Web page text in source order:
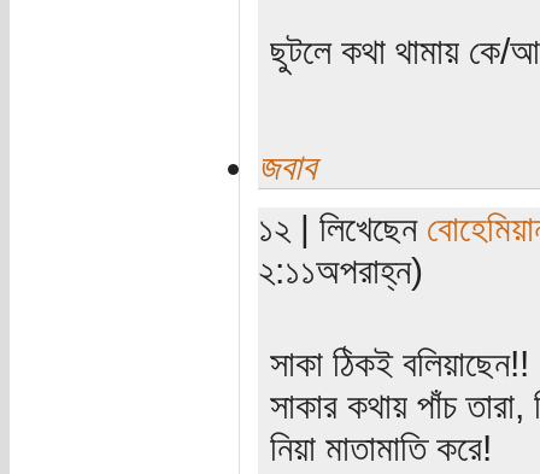
ছুটলে কথা থামায়
জবাব
১২ | লিখেছেন
২:১১অপরাহ্ন)
সাকা ঠিকই বলিয়াছেন!!
সাকার কথায় পাঁচ
নিয়া মাতামাতি করে!